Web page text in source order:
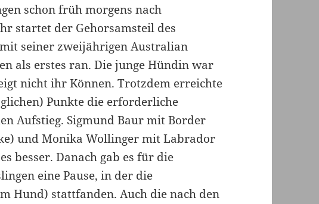
schon früh morgens nach
startet der Gehorsamsteil des
seiner zweijährigen Australian
als erstes ran. Die junge Hündin war
nicht ihr Können. Trotzdem erreichte
Punkte die erforderliche
Aufstieg. Sigmund Baur mit Border
und Monika Wollinger mit Labrador
besser. Danach gab es für die
eine Pause, in der die
Hund) stattfanden. Auch die nach den